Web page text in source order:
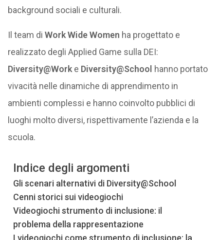
background sociali e culturali.
Il team di Work Wide Women ha progettato e
realizzato degli Applied Game sulla DEI:
Diversity@Worke Diversity@School hanno portato
vivacità nelle dinamiche di apprendimento in
ambienti complessi e hanno coinvolto pubblici di
luoghi molto diversi, rispettivamente l’azienda e la
scuola.
Indice degli argomenti
Gli scenari alternativi di Diversity@School
Cenni storici sui videogiochi
Videogiochi strumento di inclusione: il
problema della rappresentazione
I videogiochi come strumento di inclusione: la